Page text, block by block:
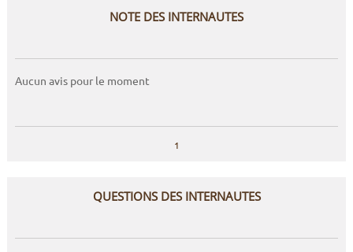
NOTE DES INTERNAUTES
Aucun avis pour le moment
1
QUESTIONS DES INTERNAUTES